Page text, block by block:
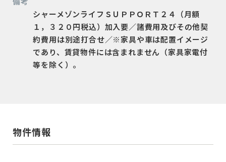
シャーメゾンライフＳＵＰＰＯＲＴ２４（月額
１，３２０円税込）加入要／諸費用及びその他契
約費用は別途打合せ／※家具や車は配置イメージ
であり、賃貸物件には含まれません（家具家電付
等を除く）。
物件情報